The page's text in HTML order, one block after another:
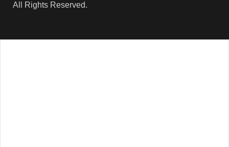
All Rights Reserved.